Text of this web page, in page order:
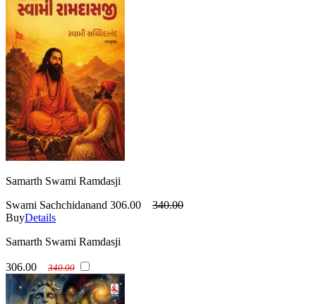
Samarth Swami Ramdasji
Swami Sachchidanand 306.00
340.00
BuyDetails
Samarth Swami Ramdasji
306.00 340.00